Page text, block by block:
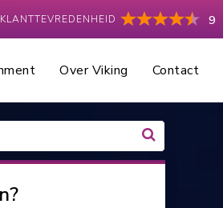
KLANTTEVREDENHEID 9
Over Viking Contact